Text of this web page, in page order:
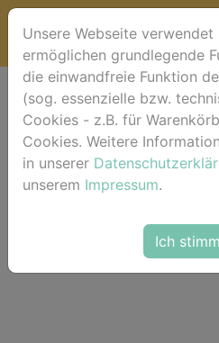
Lightbox
Die Lightbox ist leer.
Unsere Webseite
ermöglichen grundlegende
die einwandfreie Funktion
(sog. essenzielle bzw.
Cookies - z.B. für
Cookies. Weitere
in unserer
unserem Impressum.
Ich